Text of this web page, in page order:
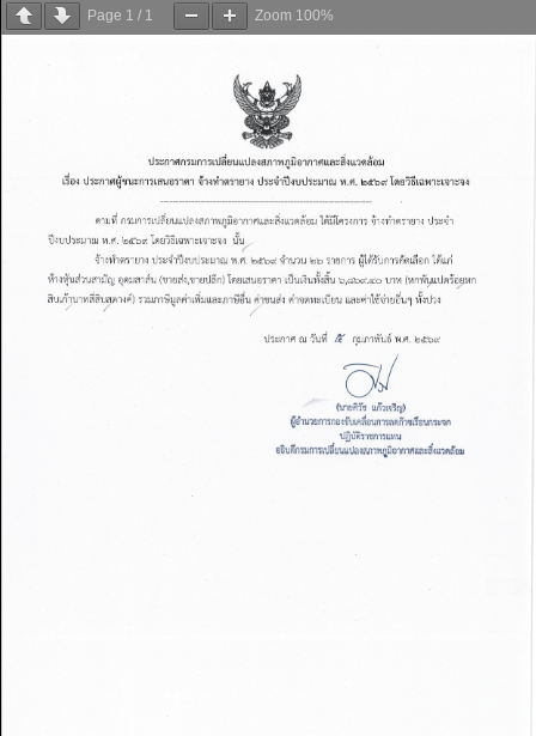
Page 1 / 1 Zoom 100%